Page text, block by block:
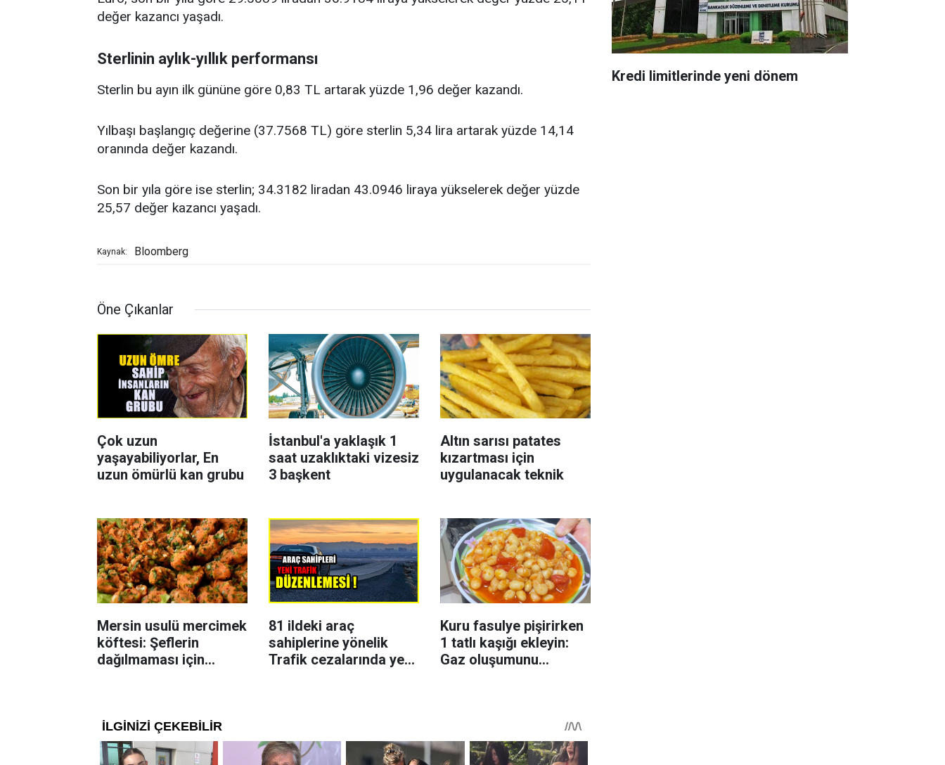
değer kazancı yaşadı.
Sterlinin aylık-yıllık performansı
Sterlin bu ayın ilk gününe göre 0,83 TL artarak yüzde 1,96 değer kazandı.
Yılbaşı başlangıç değerine (37.7568 TL) göre sterlin 5,34 lira artarak yüzde 14,14
oranında değer kazandı.
Son bir yıla göre ise sterlin; 34.3182 liradan 43.0946 liraya yükselerek değer yüzde
25,57 değer kazancı yaşadı.
Kaynak: Bloomberg
Öne Çıkanlar
Çok uzun
yaşayabiliyorlar, En
uzun ömürlü kan grubu
İstanbul'a yaklaşık 1
saat uzaklıktaki vizesiz
3 başkent
Altın sarısı patates
kızartması için
uygulanacak teknik
Mersin usulü mercimek
köftesi: Şeflerin
dağılmaması için
81 ildeki araç
sahiplerine yönelik
Trafik cezalarında yeni
Kuru fasulye pişirirken
1 tatlı kaşığı ekleyin:
Gaz oluşumunu
Kredi limitlerinde yeni dönem